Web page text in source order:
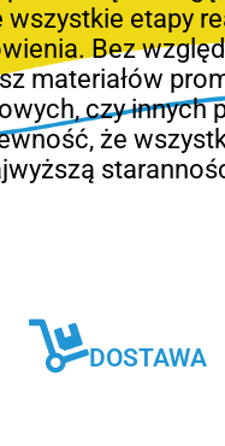
wszystkie etapy
Bez
materiałów
czy innych
że
DOSTAWA